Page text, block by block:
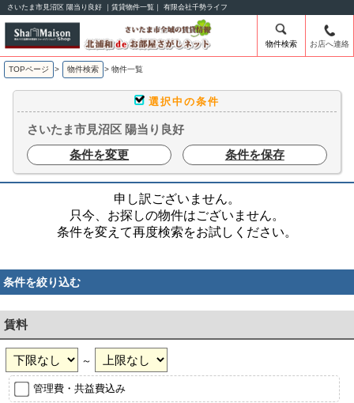
さいたま市見沼区 陽当り良好 ｜賃貸物件一覧｜ 有限会社千勢ライフ
物件検索 お店へ連絡
TOPページ > 物件検索 > 物件一覧
選択中の条件
さいたま市見沼区 陽当り良好
条件を変更
条件を保存
申し訳ございません。
只今、お探しの物件はございません。
条件を変えて再度検索をお試しください。
条件を絞り込む
賃料
～
管理費・共益費込み